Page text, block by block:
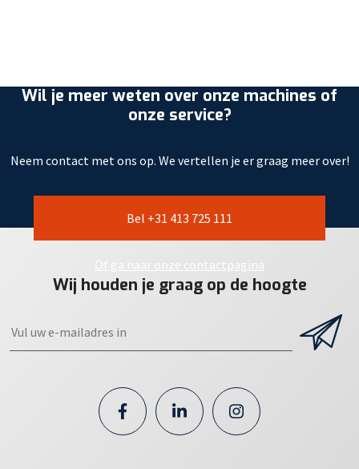
Wil je meer weten over onze machines of
onze service?
Neem contact met ons op. We vertellen je er graag meer over!
Bel +31 413 725 111
Of ga naar onze contactpagina
Wij houden je graag op de hoogte